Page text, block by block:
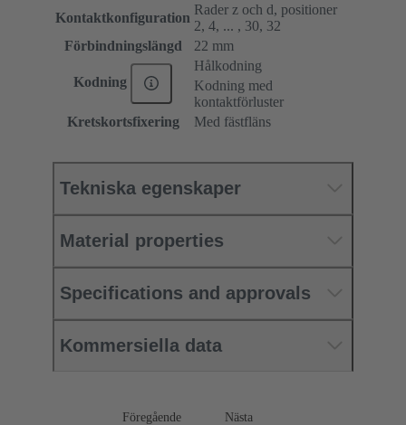
Kontaktkonfiguration
Rader z och d, positioner
2, 4, ... , 30, 32
Förbindningslängd
22 mm
Kodning
Hålkodning
Kodning med
kontaktförluster
Kretskortsfixering
Med fästfläns
Tekniska egenskaper
Material properties
Specifications and approvals
Kommersiella data
Föregående Nästa